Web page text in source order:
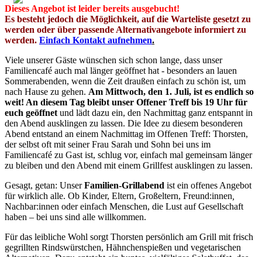
Dieses Angebot ist leider bereits ausgebucht!
Es besteht jedoch die Möglichkeit, auf die Warteliste gesetzt zu
werden oder über passende Alternativangebote informiert zu
werden. Einfach Kontakt aufnehmen.
Viele unserer Gäste wünschen sich schon lange, dass unser
Familiencafé auch mal länger geöffnet hat - besonders an lauen
Sommerabenden, wenn die Zeit draußen einfach zu schön ist, um
nach Hause zu gehen. Am Mittwoch, den 1. Juli, ist es endlich so
weit! An diesem Tag bleibt unser Offener Treff bis 19 Uhr für
euch geöffnetund lädt dazu ein, den Nachmittag ganz entspannt in
den Abend ausklingen zu lassen. Die Idee zu diesem besonderen
Abend entstand an einem Nachmittag im Offenen Treff: Thorsten,
der selbst oft mit seiner Frau Sarah und Sohn bei uns im
Familiencafé zu Gast ist, schlug vor, einfach mal gemeinsam länger
zu bleiben und den Abend mit einem Grillfest ausklingen zu lassen.
Gesagt, getan: UnserFamilien-Grillabend ist ein offenes Angebot
für wirklich alle. Ob Kinder, Eltern, Großeltern, Freund:innen,
Nachbar:innen oder einfach Menschen, die Lust auf Gesellschaft
haben – bei uns sind alle willkommen.
Für das leibliche Wohl sorgt Thorsten persönlich am Grill mit frisch
gegrillten Rindswürstchen, Hähnchenspießen und vegetarischen